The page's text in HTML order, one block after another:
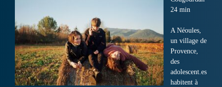
24 min
A Néoules,
un village de
Provence,
des
adolescent.es
habitent à